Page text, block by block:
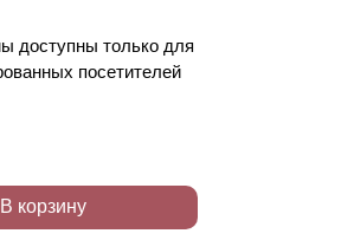
доступны только для
посетителей
В корзину